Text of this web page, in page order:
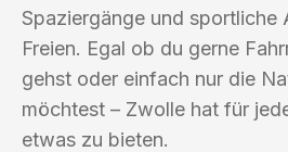
Spaziergänge und sportliche
Freien. Egal ob du gerne
gehst oder einfach nur die
möchtest – Zwolle hat für
etwas zu bieten.